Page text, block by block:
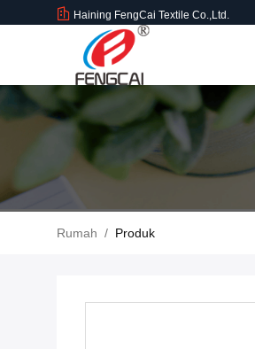
Haining FengCai Textile Co.,Ltd.
Rumah / Produk